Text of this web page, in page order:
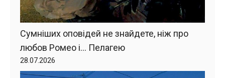
Сумніших оповідей не знайдете, ніж про
любов Ромео і… Пелагею
28.07.2026